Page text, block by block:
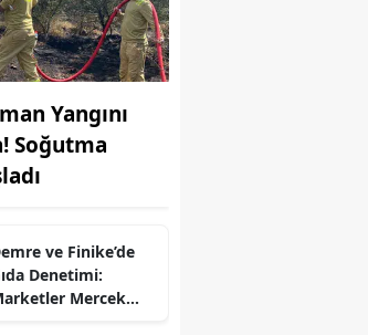
Yangını
Soğutma
ve Finike’de
Denetimi:
Mercek